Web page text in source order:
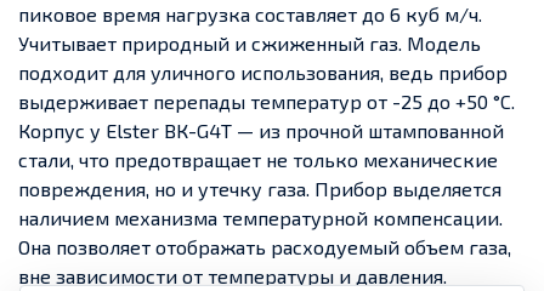
пиковое время нагрузка составляет до 6 куб м/ч.
Учитывает природный и сжиженный газ. Модель
подходит для уличного использования, ведь прибор
выдерживает перепады температур от -25 до +50 °C.
Корпус у Elster ВК-G4Т — из прочной штампованной
стали, что предотвращает не только механические
повреждения, но и утечку газа. Прибор выделяется
наличием механизма температурной компенсации.
Она позволяет отображать расходуемый объем газа,
вне зависимости от температуры и давления.